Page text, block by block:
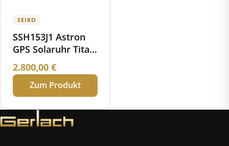
SEIKO
SSH153J1 Astron
GPS Solaruhr Titan
Keramik
2.800,00 €
Zum Produkt